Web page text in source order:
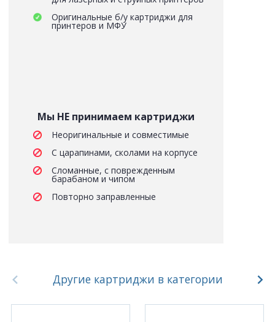
Оригинальные б/у картриджи для
принтеров и МФУ
Мы НЕ принимаем картриджи
Неоригинальные и совместимые
С царапинами, сколами на корпусе
Сломанные, с поврежденным
барабаном и чипом
Повторно заправленные
Другие картриджи в категории